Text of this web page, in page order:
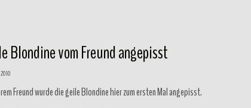
Blondine vom Freund angepisst
Freund wurde die geile Blondine hier zum ersten Mal angepisst.